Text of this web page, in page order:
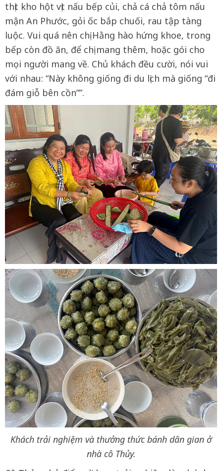
thịt kho hột vịt nấu bếp củi, chả cá chả tôm nấu
mận An Phước, gỏi ốc bắp chuối, rau tập tàng
luộc. Vui quá nên chị Hằng hào hứng khoe, trong
bếp còn đồ ăn, để chị mang thêm, hoặc gói cho
mọi người mang về. Chủ khách đều cười, nói vui
với nhau: “Này không giống đi du lịch mà giống “đi
đám giỗ bên cồn””.
Khách trải nghiệm và thưởng thức bánh dân gian ở
nhà cô Thủy.